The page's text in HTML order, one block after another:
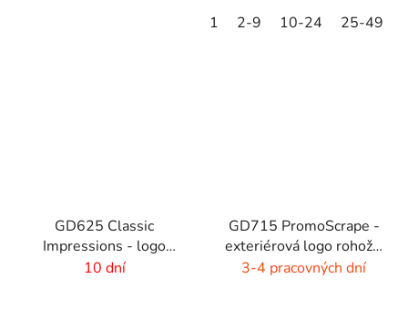
1 2-9 10-24 25-49
GD625 Classic
Impressions - logo
rohož s HD potlačou - 6
10 dní
GD715 PromoScrape -
exteriérová logo rohož -
7 mm vlas
3-4 pracovných dní